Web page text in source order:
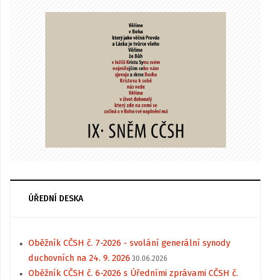
ÚŘEDNÍ DESKA
Oběžník CČSH č. 7-2026 - svolání generální synody
duchovních na 24. 9. 2026 30.06.2026
Oběžník CČSH č. 6-2026 s Úředními zprávami CČSH č.